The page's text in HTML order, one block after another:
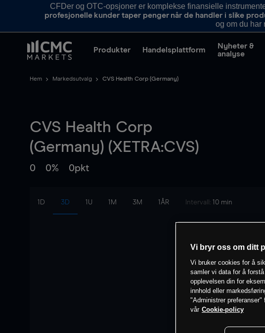
CFDer og OTC-opsjoner er komplekse finansielle
profesjonelle kunder taper penger når de handler i slike
og om du har
Produkter Handelsplattform
Nyheter &
analyse
Hem Markedsutvalg CVS Health Corp (Germany)
CVS Health Corp
(Germany) (XETRA:CVS)
0 0% 0pkt
1D 3D 1U 1M 3M 1ÅR Intervall: 10 min
Vi bryr oss om ditt
Vi bruker cookies for å
samler vi data for å
opplevelsen din for
innhold eller
"Administrer
vår Cookie-policy